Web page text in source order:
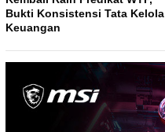
Bukti Konsistensi Tata Kelola
Keuangan